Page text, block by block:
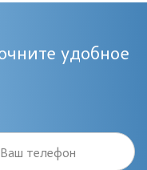
удобное
Ваш телефон